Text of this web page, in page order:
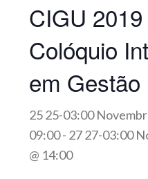
CIGU
Colóquio
em
25 25-03:00
09:00- 27 27-03:00
@ 14:00